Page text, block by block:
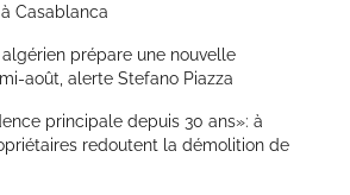
Casablanca
prépare une nouvelle
août, alerte Stefano Piazza
principale depuis 30 ans»: à
redoutent la démolition de